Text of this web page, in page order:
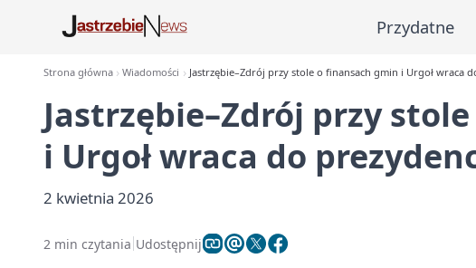
Przydatne
Strona główna Wiadomości Jastrzębie–Zdrój przy stole o finansach gmin i Urgoł wraca
Jastrzębie–Zdrój przy
i Urgoł wraca do
2 kwietnia 2026
2 min czytania Udostępnij